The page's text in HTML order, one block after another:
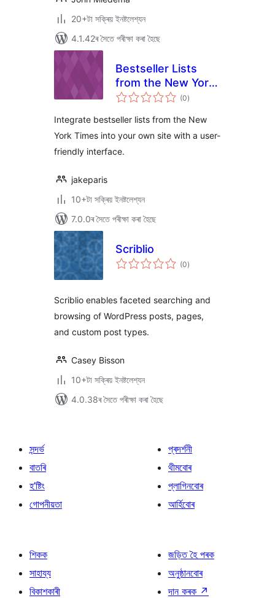
20+টা সক্ৰিয় ইনষ্টলেশ্যন
4.1.42ৰ সৈতে পৰীক্ষা কৰা হৈছে
Bestseller Lists
from the New York
Times
(0টা
মুঠ)
Integrate bestseller lists from the New
York Times into your own site with a user-
friendly interface.
jakeparis
10+টা সক্ৰিয় ইনষ্টলেশ্যন
7.0.0ৰ সৈতে পৰীক্ষা কৰা হৈছে
Scriblio
(0টা
মুঠ)
Scriblio enables faceted searching and
browsing of WordPress posts, pages,
and custom post types.
Casey Bisson
10+টা সক্ৰিয় ইনষ্টলেশ্যন
4.0.38ৰ সৈতে পৰীক্ষা কৰা হৈছে
সন্দৰ্ভ
বাতৰি
হ’ষ্টিং
গোপনীয়তা
প্ৰদৰ্শনী
থীমবোৰ
প্লাগিনবোৰ
আৰ্হিবোৰ
শিকক
সাহায্য
বিকাশকাৰী
জড়িত হৈ পৰক
অনুষ্ঠানবোৰ
দান কৰক ↗